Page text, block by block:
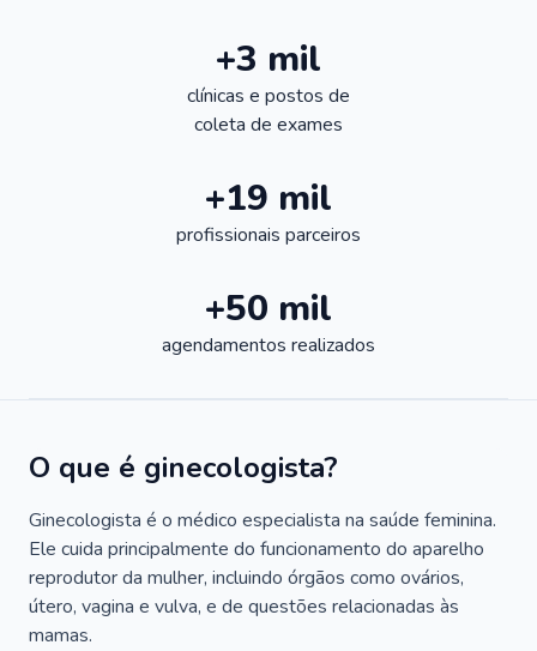
+3 mil
clínicas e postos de
coleta de exames
+19 mil
profissionais parceiros
+50 mil
agendamentos realizados
O que é ginecologista?
Ginecologista é o médico especialista na saúde feminina.
Ele cuida principalmente do funcionamento do aparelho
reprodutor da mulher, incluindo órgãos como ovários,
útero, vagina e vulva, e de questões relacionadas às
mamas.